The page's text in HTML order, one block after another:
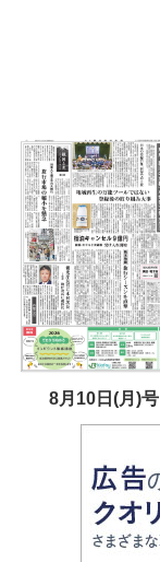
8月10日(月)号